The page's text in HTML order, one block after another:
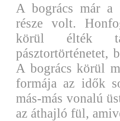
A bogrács már a
része volt.
körül élték
pásztortörténetet,
A bogrács körül
formája az idők
más-más vonalú
az áthajló fül,